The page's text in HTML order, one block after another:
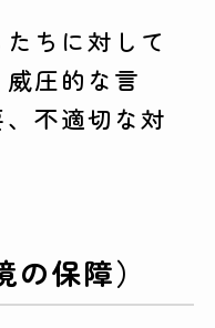
ちに対して
圧的な言
不適切な対
保障）